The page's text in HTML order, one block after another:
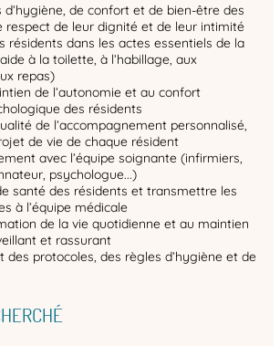
d’hygiène, de confort et de bien‑être des
respect de leur dignité et de leur intimité
résidents dans les actes essentiels de la
à la toilette, à l’habillage, aux
repas)
de l’autonomie et au confort
des résidents
de l’accompagnement personnalisé,
de vie de chaque résident
avec l’équipe soignante (infirmiers,
psychologue...)
santé des résidents et transmettre les
à l’équipe médicale
de la vie quotidienne et au maintien
et rassurant
des protocoles, des règles d’hygiène et de